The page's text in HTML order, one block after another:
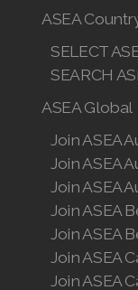
ASEA
SELECT
SEARCH
ASEA Global
Join ASEA
Join ASEA
Join ASEA
Join ASEA
Join ASEA
Join ASEA
Join ASEA